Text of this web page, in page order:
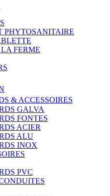
PHYTOSANITAIRE
FERME
& ACCESSOIRES
GALVA
FONTES
ACIER
ALU
INOX
PVC